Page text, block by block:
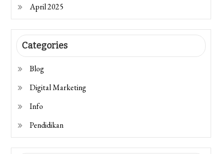
April 2025
Categories
Blog
Digital Marketing
Info
Pendidikan